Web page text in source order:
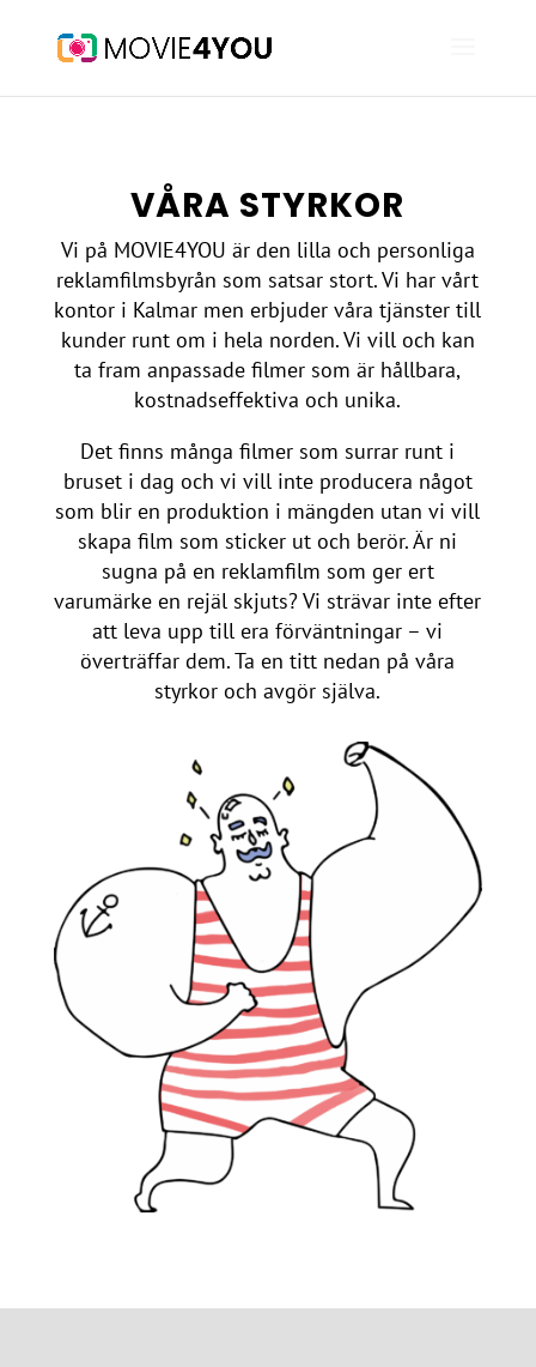
VÅRA STYRKOR
Vi på MOVIE4YOU är den lilla och personliga
reklamfilmsbyrån som satsar stort. Vi har vårt
kontor i Kalmar men erbjuder våra tjänster till
kunder runt om i hela norden. Vi vill och kan
ta fram anpassade filmer som är hållbara,
kostnadseffektiva och unika.
Det finns många filmer som surrar runt i
bruset i dag och vi vill inte producera något
som blir en produktion i mängden utan vi vill
skapa film som sticker ut och berör. Är ni
sugna på en reklamfilm som ger ert
varumärke en rejäl skjuts? Vi strävar inte efter
att leva upp till era förväntningar – vi
överträffar dem. Ta en titt nedan på våra
styrkor och avgör själva.